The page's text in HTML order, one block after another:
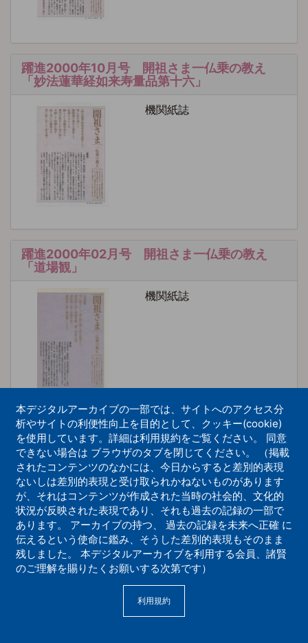
躍進2000年10月号 開祖さま一仏乗の教え
「妙法蓮華経如来寿量品第十六」
機関紙誌
躍進2000年02月号 開祖さま一仏乗の教え
「道場観」
機関紙誌
躍進2000年03月号 開祖さま一仏乗の教え
「三帰依」
機関紙誌
本デジタルアーカイブの一部では、サイトへのアクセス分
析やサイトの利便性向上を目的として、クッキー(cookie)
を使用しています。詳細は利用規約をご覧ください。 同意
できない場合は ブラウザのタブを閉じてください。 （掲載
されたコンテンツのなかには、今日からすると差別的表現
ないしは差別的表現と受け取られかねないものがあります
が、それはコンテンツが作成された当時の社会的、文化的
状況が反映された表現であり、それも過去の記録の一部で
あります。 アーカイブの持つ、 過去の記録を未来へ正確 に
伝えるという使命に鑑み、そうした差別的表現もそのまま
残しました。 本デジタルアーカイブを利用する会員、諸賢
のご理解を賜りたくお願いする次第です）
利用規約